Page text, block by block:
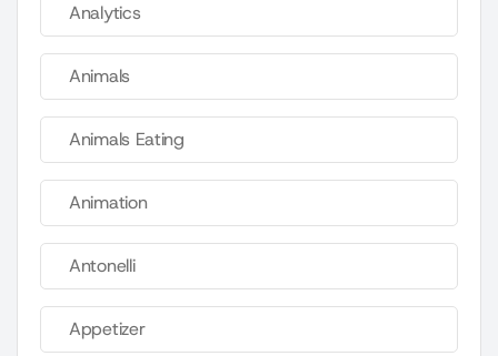
Analytics
Animals
Animals Eating
Animation
Antonelli
Appetizer